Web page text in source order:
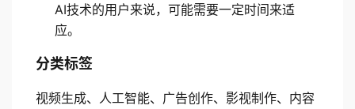
AI技术的用户来说，可能需要一定时间来适
应。
分类标签
视频生成、人工智能、广告创作、影视制作、内容